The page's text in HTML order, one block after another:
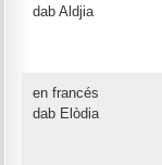
dab Aldjia
en francés
dab Elòdia